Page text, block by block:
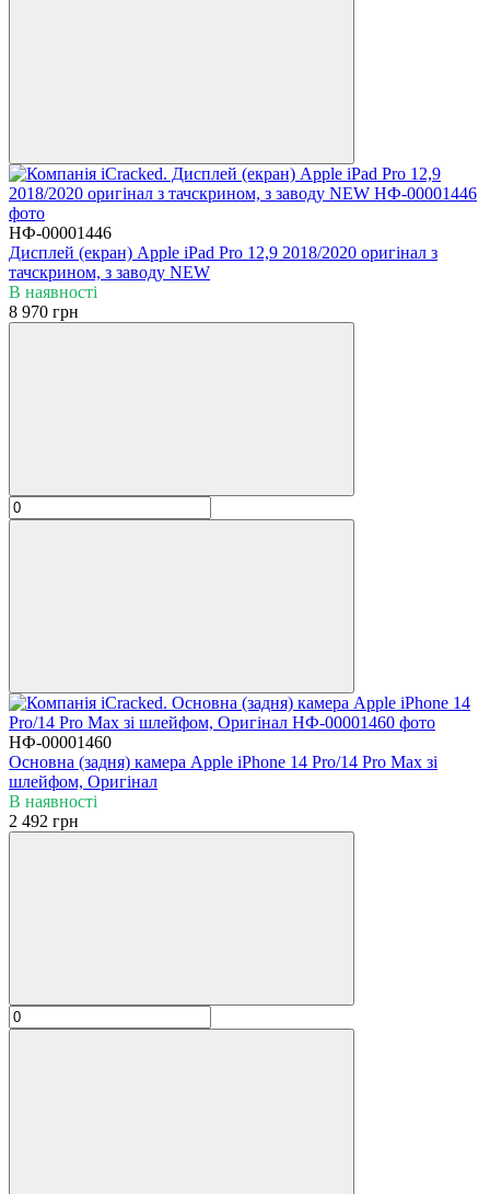
НФ-00001446
Дисплей (екран) Apple iPad Pro 12,9 2018/2020 оригінал з
тачскрином, з заводу NEW
В наявності
8 970 грн
НФ-00001460
Основна (задня) камера Apple iPhone 14 Pro/14 Pro Max зі
шлейфом, Оригінал
В наявності
2 492 грн